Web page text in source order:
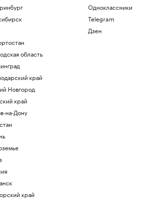
область
край
Новгород
край
на-Дону
край
Одноклассники
Telegram
Дзен